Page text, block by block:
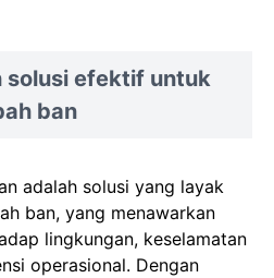
solusi efektif untuk
ban
adalah solusi yang layak
ban, yang menawarkan
lingkungan, keselamatan
operasional. Dengan